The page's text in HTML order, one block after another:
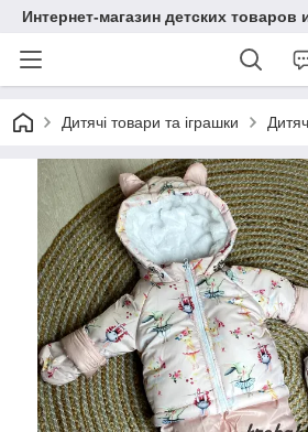
Интернет-магазин детских
Дитячі товари та іграшки